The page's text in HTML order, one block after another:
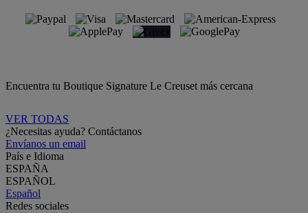
Encuentra tu Boutique Signature Le Creuset más cercana
VER TODAS
¿Necesitas ayuda? Contáctanos
Envíanos un email
País e Idioma
ESPAÑA
ESPAÑOL
Español
Redes sociales